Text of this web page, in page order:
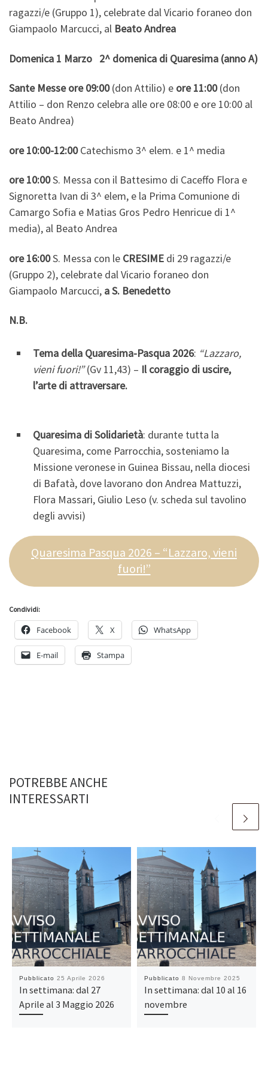
ragazzi/e (Gruppo 1), celebrate dal Vicario foraneo don
Giampaolo Marcucci, al Beato Andrea
Domenica 1 Marzo 2^ domenica di Quaresima (anno A)
Sante Messe ore 09:00(don Attilio) e ore 11:00(don
Attilio – don Renzo celebra alle ore 08:00 e ore 10:00 al
Beato Andrea)
ore 10:00-12:00Catechismo 3^ elem. e 1^ media
ore 10:00S. Messa con il Battesimo di Caceffo Flora e
Signoretta Ivan di 3^ elem, e la Prima Comunione di
Camargo Sofia e Matias Gros Pedro Henricue di 1^
media), al Beato Andrea
ore 16:00S. Messa con le CRESIME di 29 ragazzi/e
(Gruppo 2), celebrate dal Vicario foraneo don
Giampaolo Marcucci, a S. Benedetto
N.B.
Tema della Quaresima-Pasqua 2026: “Lazzaro,
vieni fuori!”(Gv 11,43) – Il coraggio di uscire,
l’arte di attraversare.
Quaresima di Solidarietà: durante tutta la
Quaresima, come Parrocchia, sosteniamo la
Missione veronese in Guinea Bissau, nella diocesi
di Bafatà, dove lavorano don Andrea Mattuzzi,
Flora Massari, Giulio Leso (v. scheda sul tavolino
degli avvisi)
Quaresima Pasqua 2026 – “Lazzaro, vieni
fuori!”
Condividi:
Facebook X WhatsApp
E-mail Stampa
POTREBBE ANCHE
INTERESSARTI
Pubblicato 25 Aprile 2026
In settimana: dal 27
Aprile al 3 Maggio 2026
Pubblicato 8 Novembre 2025
In settimana: dal 10 al 16
novembre